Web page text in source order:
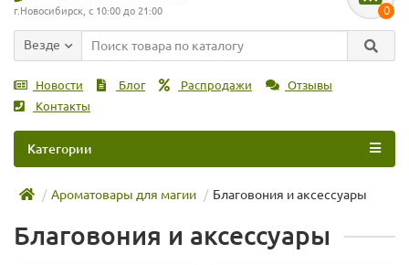
г.Новосибирск, с 10:00 до 21:00 0
Везде
Новости Блог Распродажи
Отзывы
Контакты
Категории
Ароматовары для магии Благовония и аксессуары
Благовония и аксессуары